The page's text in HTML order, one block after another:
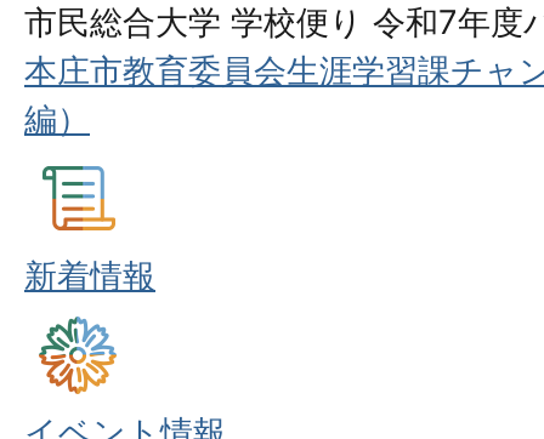
市民総合大学 学校便り 令和7年度
本庄市教育委員会生涯学習課チャ
編）
新着情報